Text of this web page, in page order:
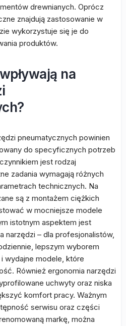
drewnianych. Oprócz
znajdują zastosowanie w
wykorzystuje się je do
produktów.
na
pneumatycznych powinien
do specyficznych potrzeb
jest rodzaj
zadania wymagają różnych
technicznych. Na
są z montażem ciężkich
w mocniejsze modele
istotnym aspektem jest
narzędzi – dla profesjonalistów,
lepszym wyborem
wydajne modele, które
Również ergonomia narzędzi
uchwyty oraz niska
komfort pracy. Ważnym
serwisu oraz części
markę, można